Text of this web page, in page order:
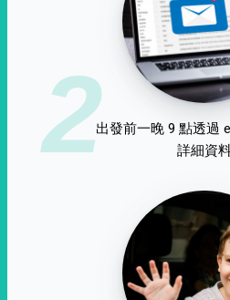
2出發前一晚 9 點透過
詳細資